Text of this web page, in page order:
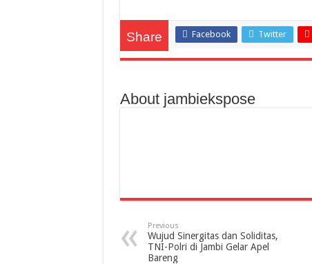
Share Facebook Twitter
About jambiekspose
Previous
Wujud Sinergitas dan Soliditas,
TNI-Polri di Jambi Gelar Apel
Bareng